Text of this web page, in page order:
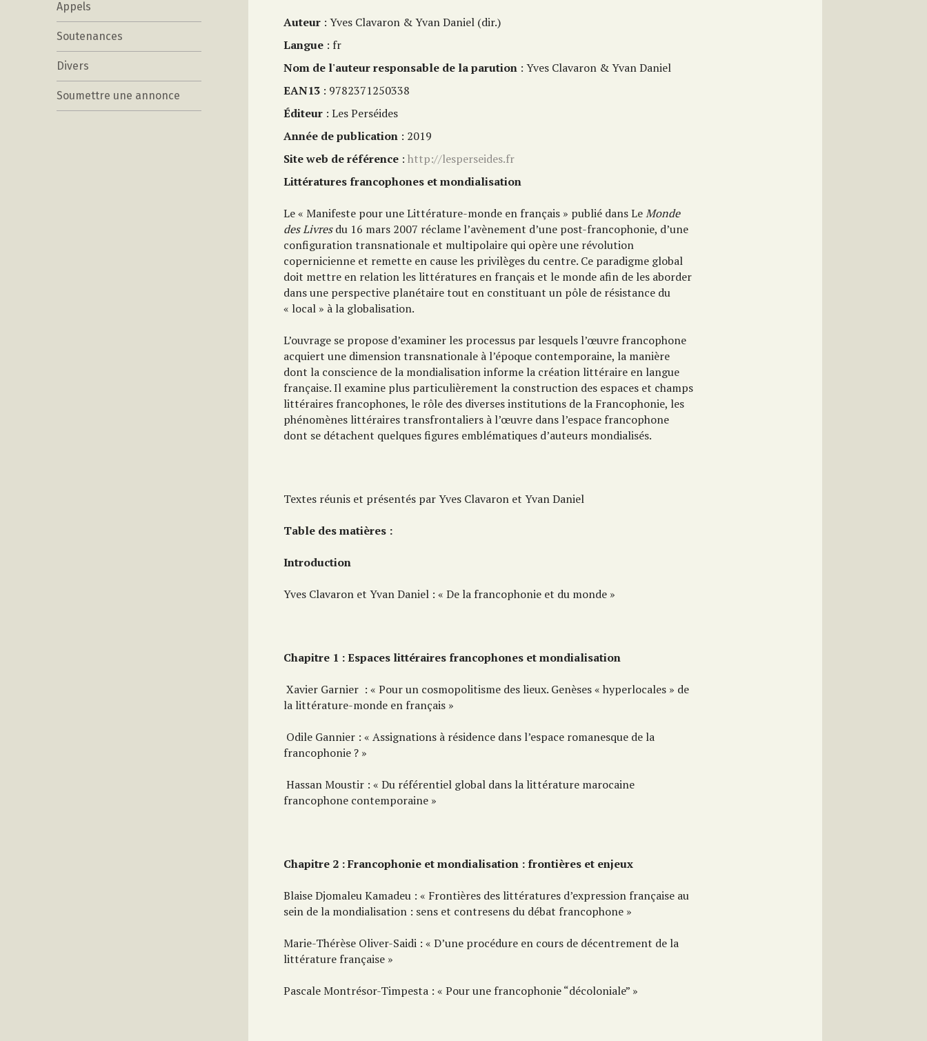
Appels
Soutenances
Divers
Soumettre une annonce
Auteur : Yves Clavaron & Yvan Daniel (dir.)
Langue : fr
Nom de l'auteur responsable de la parution : Yves Clavaron & Yvan Daniel
EAN13 : 9782371250338
Éditeur : Les Perséides
Année de publication : 2019
Site web de référence :http://lesperseides.fr
Littératures francophones et mondialisation
Le « Manifeste pour une Littérature-monde en français » publié dans LeMonde
des Livresdu 16 mars 2007 réclame l’avènement d’une post-francophonie, d’une
configuration transnationale et multipolaire qui opère une révolution
copernicienne et remette en cause les privilèges du centre. Ce paradigme global
doit mettre en relation les littératures en français et le monde afin de les aborder
dans une perspective planétaire tout en constituant un pôle de résistance du
« local » à la globalisation.
L’ouvrage se propose d’examiner les processus par lesquels l’œuvre francophone
acquiert une dimension transnationale à l’époque contemporaine, la manière
dont la conscience de la mondialisation informe la création littéraire en langue
française. Il examine plus particulièrement la construction des espaces et champs
littéraires francophones, le rôle des diverses institutions de la Francophonie, les
phénomènes littéraires transfrontaliers à l’œuvre dans l’espace francophone
dont se détachent quelques figures emblématiques d’auteurs mondialisés.
Textes réunis et présentés par Yves Clavaron et Yvan Daniel
Table des matières :
Introduction
Yves Clavaron et Yvan Daniel : « De la francophonie et du monde »
Chapitre 1 : Espaces littéraires francophones et mondialisation
Xavier Garnier : « Pour un cosmopolitisme des lieux. Genèses « hyperlocales » de
la littérature-monde en français »
Odile Gannier : « Assignations à résidence dans l’espace romanesque de la
francophonie ? »
Hassan Moustir : « Du référentiel global dans la littérature marocaine
francophone contemporaine »
Chapitre 2 : Francophonie et mondialisation : frontières et enjeux
Blaise Djomaleu Kamadeu : « Frontières des littératures d’expression française au
sein de la mondialisation : sens et contresens du débat francophone »
Marie-Thérèse Oliver-Saidi : « D’une procédure en cours de décentrement de la
littérature française »
Pascale Montrésor-Timpesta : « Pour une francophonie “décoloniale” »